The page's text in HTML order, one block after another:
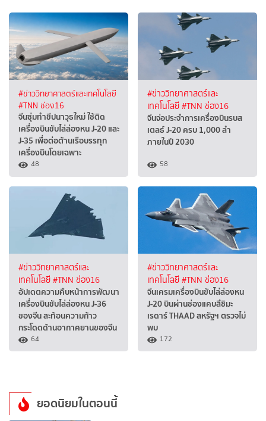
#ข่าววิทยาศาสตร์และเทคโนโลยี
#TNN ช่อง16
จีนซุ่มทำขีปนาวุธใหม่ ใช้ติด
เครื่องบินขับไล่ล่องหน J-20 และ
J-35 เพื่อต่อต้านเรือบรรทุก
เครื่องบินโดยเฉพาะ
48
#ข่าววิทยาศาสตร์และ
เทคโนโลยี#TNN ช่อง16
จีนจ่อประจำการเครื่องบินรบส
เตลธ์ J-20 ครบ 1,000 ลำ
ภายในปี 2030
58
#ข่าววิทยาศาสตร์และ
เทคโนโลยี#TNN ช่อง16
อัปเดตความคืบหน้าการพัฒนา
เครื่องบินขับไล่ล่องหน J-36
ของจีน สะท้อนความก้าว
กระโดดด้านอากาศยานของจีน
64
#ข่าววิทยาศาสตร์และ
เทคโนโลยี#TNN ช่อง16
จีนเครมเครื่องบินขับไล่ล่องหน
J-20 บินผ่านช่องแคบสึชิมะ
เรดาร์ THAAD สหรัฐฯ ตรวจไม่
พบ
172
ยอดนิยมในตอนนี้